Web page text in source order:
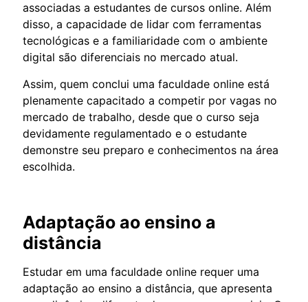
associadas a estudantes de cursos online. Além
disso, a capacidade de lidar com ferramentas
tecnológicas e a familiaridade com o ambiente
digital são diferenciais no mercado atual.
Assim, quem conclui uma faculdade online está
plenamente capacitado a competir por vagas no
mercado de trabalho, desde que o curso seja
devidamente regulamentado e o estudante
demonstre seu preparo e conhecimentos na área
escolhida.
Adaptação ao ensino a
distância
Estudar em uma faculdade online requer uma
adaptação ao ensino a distância, que apresenta